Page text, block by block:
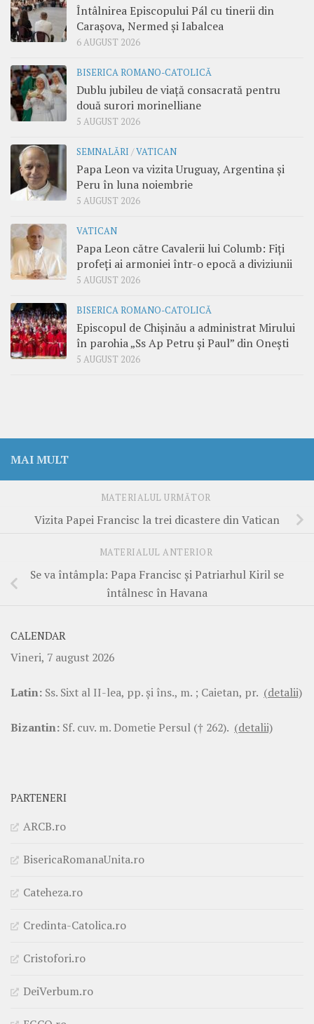
Întâlnirea Episcopului Pál cu tinerii din
Carașova, Nermed și Iabalcea
6 AUGUST 2026
BISERICA ROMANO-CATOLICĂ
Dublu jubileu de viață consacrată pentru
două surori morinelliane
5 AUGUST 2026
SEMNALĂRI /VATICAN
Papa Leon va vizita Uruguay, Argentina și
Peru în luna noiembrie
5 AUGUST 2026
VATICAN
Papa Leon către Cavalerii lui Columb: Fiți
profeți ai armoniei într-o epocă a diviziunii
5 AUGUST 2026
BISERICA ROMANO-CATOLICĂ
Episcopul de Chișinău a administrat Mirului
în parohia „Ss Ap Petru și Paul” din Onești
5 AUGUST 2026
MAI MULT
MATERIALUL URMĂTOR
Vizita Papei Francisc la trei dicastere din Vatican
MATERIALUL ANTERIOR
Se va întâmpla: Papa Francisc și Patriarhul Kiril se
întâlnesc în Havana
CALENDAR
Vineri, 7 august 2026
Latin: Ss. Sixt al II-lea, pp. şi îns., m. ; Caietan, pr. (detalii)
Bizantin: Sf. cuv. m. Dometie Persul († 262). (detalii)
PARTENERI
ARCB.ro
BisericaRomanaUnita.ro
Cateheza.ro
Credinta-Catolica.ro
Cristofori.ro
DeiVerbum.ro